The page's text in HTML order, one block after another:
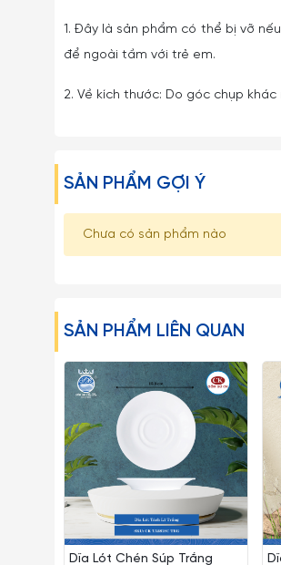
1. Đây là sản phẩm có thể bị vỡ
để ngoài tầm với trẻ em.
2. Về kích thước: Do góc chụp
SẢN PHẨM GỢI Ý
Chưa có sản phẩm nào
SẢN PHẨM LIÊN QUAN
Dĩa Lót Chén Súp Trắng